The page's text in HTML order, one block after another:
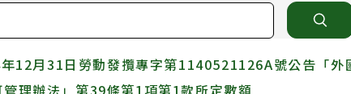
12月31日勞動發攬專字第1140521126A號公告「外
理辦法」第39條第1項第1款所定數額